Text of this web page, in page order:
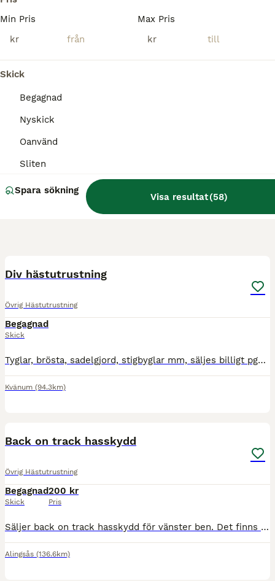
Min Pris
kr
Max Pris
kr
Skick
Begagnad
Nyskick
Oanvänd
Sliten
Spara sökning
Visa resultat(58)
Div hästutrustning
Övrig Hästutrustning
Begagnad
Skick
Tyglar, brösta, sadelgjord, stigbyglar mm, säljes billigt pga av att de inte används. Ska det skickas betalar köparen frakt.
Kvänum (94.3km)
Back on track hasskydd
Övrig Hästutrustning
Begagnad
Skick
200 kr
Pris
Säljer back on track hasskydd för vänster ben. Det finns slitage från kardborren men inget som påverkar funktionen.
Alingsås (136.6km)